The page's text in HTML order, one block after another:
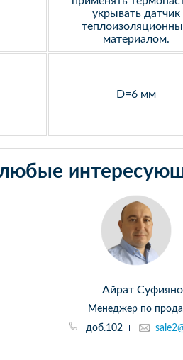
укрывать датчик
материалом.
D=6 мм
Айрат
Менеджер по
доб.102